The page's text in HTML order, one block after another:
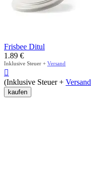
Frisbee Ditul
1.89 €
Inklusive Steuer + Versand

(Inklusive Steuer + Versand
kaufen